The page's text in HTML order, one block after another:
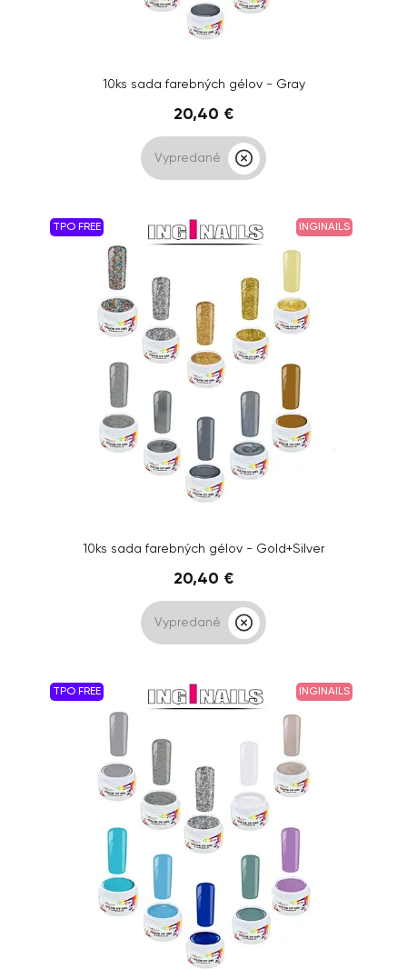
10ks sada farebných gélov - Gray
20,40 €
Vypredané
TPO FREE INGINAILS
10ks sada farebných gélov - Gold+Silver
20,40 €
Vypredané
TPO FREE INGINAILS